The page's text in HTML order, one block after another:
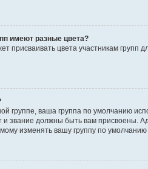
имеют разные цвета?
присваивать цвета участникам групп
группе, ваша группа по умолчанию
и звание должны быть вам присвоены.
изменять вашу группу по